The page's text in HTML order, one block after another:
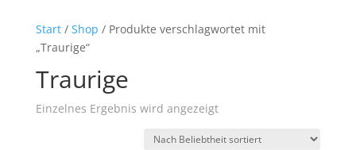
Start/ Shop / Produkte verschlagwortet mit
„Traurige“
Traurige
Einzelnes Ergebnis wird angezeigt